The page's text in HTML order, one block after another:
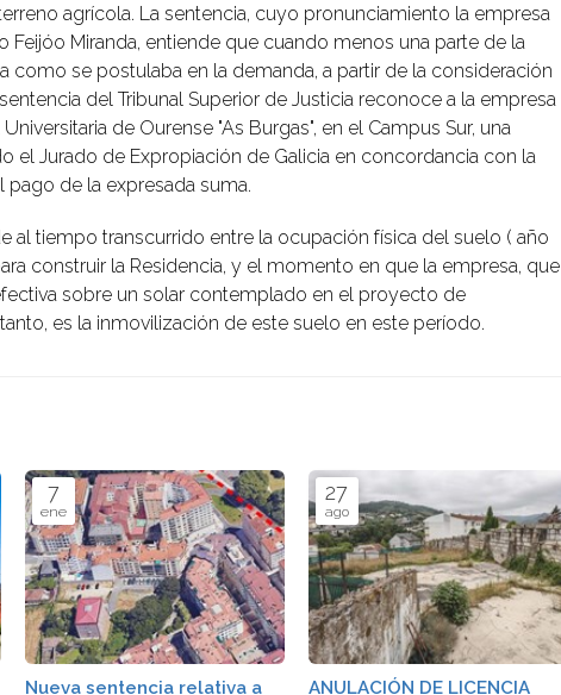
agrícola. La sentencia, cuyo pronunciamiento la empresa
Miranda, entiende que cuando menos una parte de la
se postulaba en la demanda, a partir de la consideración
del Tribunal Superior de Justicia reconoce a la empresa
de Ourense "As Burgas", en el Campus Sur, una
Jurado de Expropiación de Galicia en concordancia con la
de la expresada suma.
tiempo transcurrido entre la ocupación física del suelo ( año
construir la Residencia, y el momento en que la empresa, que
sobre un solar contemplado en el proyecto de
es la inmovilización de este suelo en este período.
7
ene
Nueva sentencia relativa a
27
ago
ANULACIÓN DE LICENCIA